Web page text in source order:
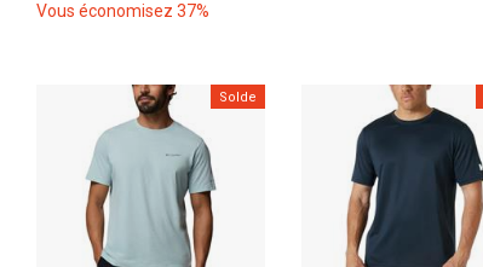
Vous économisez 37%
Solde